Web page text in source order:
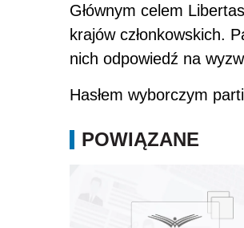
Głównym celem
krajów członkowskich.
nich odpowiedź na
Hasłem wyborczym
POWIĄZANE